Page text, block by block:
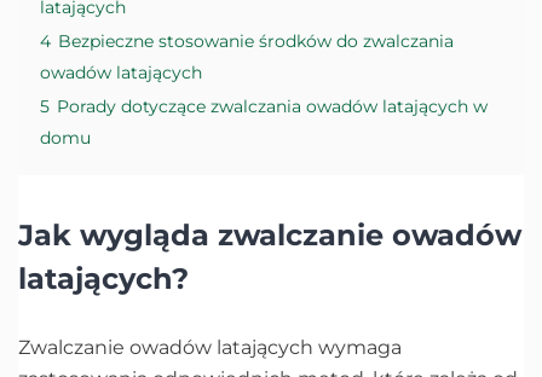
latających
4 Bezpieczne stosowanie środków do zwalczania
owadów latających
5 Porady dotyczące zwalczania owadów latających w
domu
Jak wygląda zwalczanie owadów
latających?
Zwalczanie owadów latających wymaga